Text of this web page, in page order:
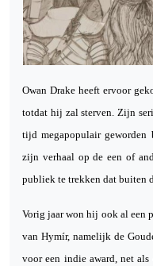
Owan Drake heeft ervoor
totdat hij zal sterven. Zijn
tijd megapopulair
zijn verhaal op de een of
publiek te trekken dat buiten
Vorig jaar won hij ook al een
van Hymír, namelijk de
voor een indie award, net